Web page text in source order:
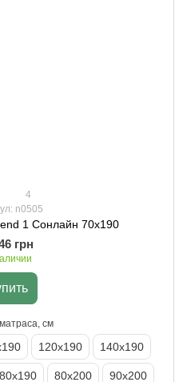
4
n0505
1 Сонлайн 70х190
грн
см
120х190 140х190
80х200 90х200